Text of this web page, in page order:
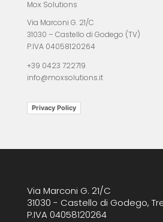
Mox Solutions
Via Marconi G. 21/C
31030 – Castello di Godego (TV)
P.IVA 04058120264
+39 0423 722719
info@moxsolutions.it
Privacy Policy
Via Marconi G. 21/C
31030 - Castello di Godego,
P.IVA 04058120264